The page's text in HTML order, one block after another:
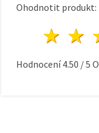
Ohodnotit produkt:
1
Hodnocení4.50 /5